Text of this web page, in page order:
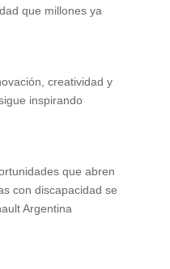
que millones ya
creatividad y
inspirando
que abren
con discapacidad se
Argentina